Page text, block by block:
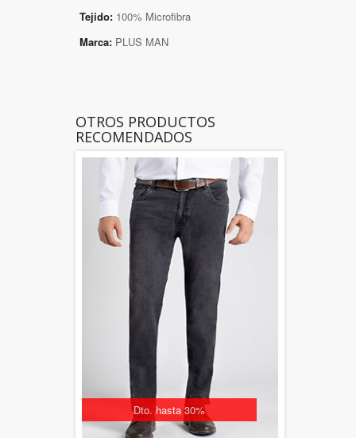
Tejido: 100% Microfibra
Marca: PLUS MAN
OTROS PRODUCTOS
RECOMENDADOS
Dto. hasta 30%